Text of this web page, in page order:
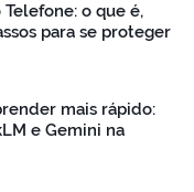
o que é,
para se proteger
mais rápido:
e Gemini na